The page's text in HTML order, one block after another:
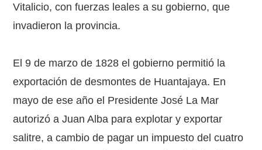
Vitalicio, con fuerzas leales a su gobierno, que
invadieron la provincia.
El 9 de marzo de 1828 el gobierno permitió la
exportación de desmontes de Huantajaya. En
mayo de ese año el Presidente José La Mar
autorizó a Juan Alba para explotar y exportar
salitre, a cambio de pagar un impuesto del cuatro